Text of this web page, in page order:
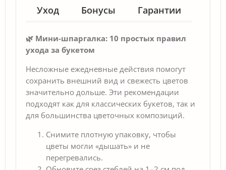
Уход Бонусы Гарантии
🌿 Мини-шпаргалка: 10 простых правил
ухода за букетом
Несложные ежедневные действия помогут
сохранить внешний вид и свежесть цветов
значительно дольше. Эти рекомендации
подходят как для классических букетов, так и
для большинства цветочных композиций.
Снимите плотную упаковку, чтобы
цветы могли «дышать» и не
перегревались.